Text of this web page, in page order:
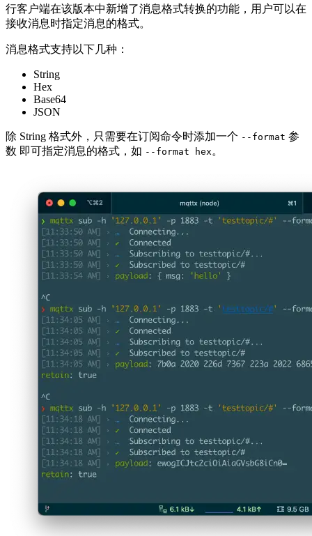
行客户端在该版本中新增了消息格式转换的功能，用户可以在
接收消息时指定消息的格式。
消息格式支持以下几种：
String
Hex
Base64
JSON
除 String 格式外，只需要在订阅命令时添加一个 --format 参
数 即可指定消息的格式，如 --format hex 。